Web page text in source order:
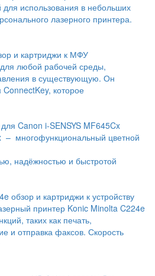
использования в небольших
лазерного принтера.
и картриджи к МФУ
любой рабочей среды,
в существующую. Он
которое
Canon i-SENSYS MF645Cx
– многофункциональный цветной
надёжностью и быстротой
обзор и картриджи к устройству
принтер Konic Minolta C224e
таких как печать,
и отправка факсов. Скорость